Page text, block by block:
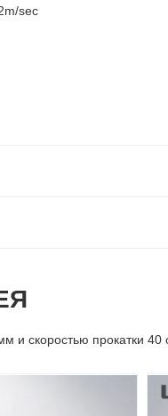
sec
и скоростью прокатки